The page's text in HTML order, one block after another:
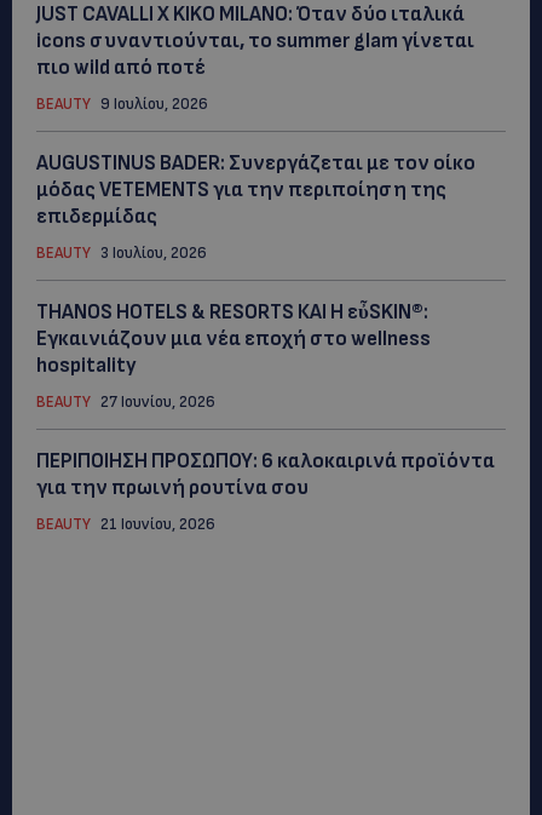
JUST CAVALLI X KIKO MILANO: Όταν δύο ιταλικά
icons συναντιούνται, το summer glam γίνεται
πιο wild από ποτέ
BEAUTY 9 Ιουλίου, 2026
AUGUSTINUS BADER: Συνεργάζεται με τον οίκο
μόδας VETEMENTS για την περιποίηση της
επιδερμίδας
BEAUTY 3 Ιουλίου, 2026
THANOS HOTELS & RESORTS ΚΑΙ H εὖSKIN®:
Εγκαινιάζουν μια νέα εποχή στο wellness
hospitality
BEAUTY 27 Ιουνίου, 2026
ΠΕΡΙΠΟΙΗΣΗ ΠΡΟΣΩΠΟΥ: 6 καλοκαιρινά προϊόντα
για την πρωινή ρουτίνα σου
BEAUTY 21 Ιουνίου, 2026